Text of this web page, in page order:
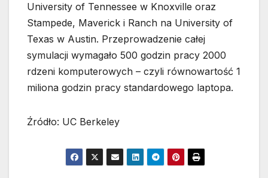
University of Tennessee w Knoxville oraz
Stampede, Maverick i Ranch na University of
Texas w Austin. Przeprowadzenie całej
symulacji wymagało 500 godzin pracy 2000
rdzeni komputerowych – czyli równowartość 1
miliona godzin pracy standardowego laptopa.
Źródło: UC Berkeley